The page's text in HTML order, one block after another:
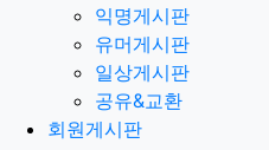
익명게시판
유머게시판
일상게시판
공유&교환
회원게시판